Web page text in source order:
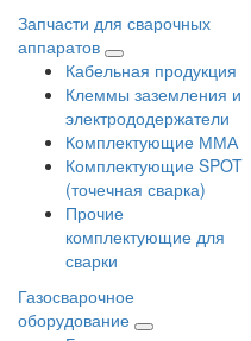
Запчасти для сварочных
аппаратов
Кабельная продукция
Клеммы заземления и
электрододержатели
Комплектующие ММА
Комплектующие SPOT
(точечная сварка)
Прочие
комплектующие для
сварки
Газосварочное
оборудование